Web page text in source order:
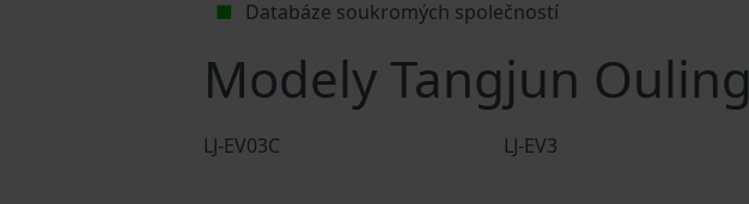
Databáze soukromých společností
Modely Tangjun Ouling
LJ-EV03C LJ-EV3